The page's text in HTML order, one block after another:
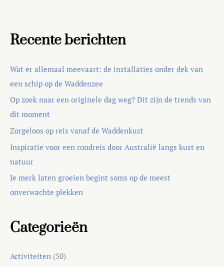
Recente berichten
Wat er allemaal meevaart: de installaties onder dek van
een schip op de Waddenzee
Op zoek naar een originele dag weg? Dit zijn de trends van
dit moment
Zorgeloos op reis vanaf de Waddenkust
Inspiratie voor een rondreis door Australië langs kust en
natuur
Je merk laten groeien begint soms op de meest
onverwachte plekken
Categorieën
Activiteiten (50)